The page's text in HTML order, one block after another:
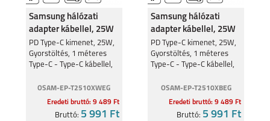
Samsung hálózati
adapter kábellel, 25W
PD Type-C kimenet, 25W,
Gyorstöltés, 1 méteres
Type-C - Type-C kábellel,
OSAM-EP-T2510XWEG
Eredeti bruttó: 9 489 Ft
Bruttó: 5 991 Ft
Samsung hálózati
adapter kábellel, 25W
PD Type-C kimenet, 25W,
Gyorstöltés, 1 méteres
Type-C - Type-C kábellel,
OSAM-EP-T2510XBEG
Eredeti bruttó: 9 489 Ft
Bruttó: 5 991 Ft